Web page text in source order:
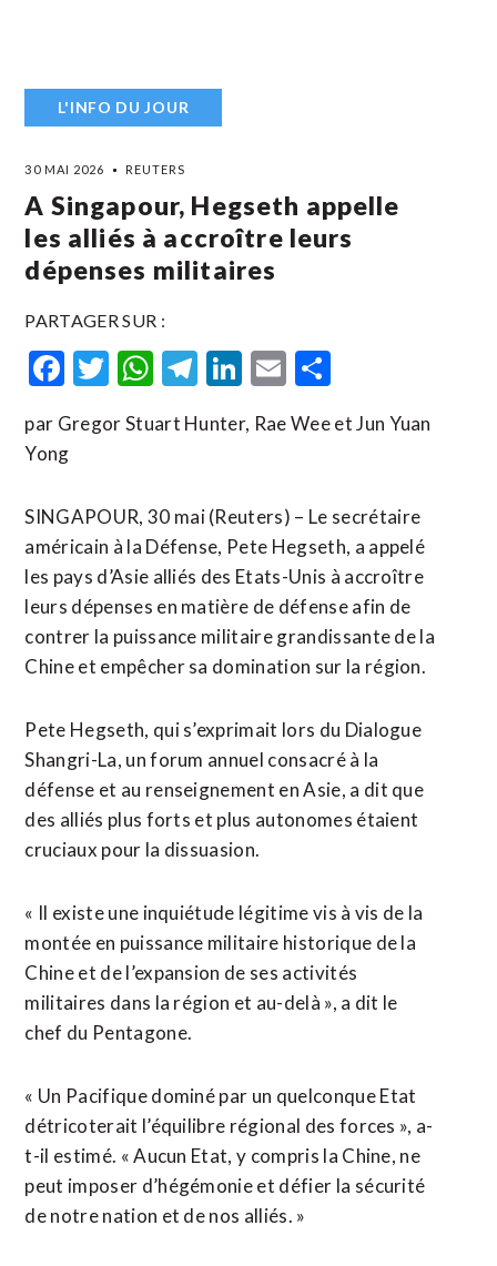
L'INFO DU JOUR
30 MAI 2026 REUTERS
A Singapour, Hegseth appelle
les alliés à accroître leurs
dépenses militaires
PARTAGER SUR :
Facebook
Twitter
WhatsApp
Telegram
LinkedIn
Email
par Gregor Stuart Hunter, Rae Wee et Jun Yuan
Yong
SINGAPOUR, 30 mai (Reuters) – Le secrétaire
américain à la Défense, Pete Hegseth, a appelé
les pays d’Asie alliés des Etats-Unis à accroître
leurs dépenses en matière de défense afin de
contrer la puissance militaire grandissante de la
Chine et empêcher sa domination sur la région.
Pete Hegseth, qui s’exprimait lors du Dialogue
Shangri-La, un forum annuel consacré à la
défense et au renseignement en Asie, a dit que
des alliés plus forts et plus autonomes étaient
cruciaux pour la dissuasion.
« Il existe une inquiétude légitime vis à vis de la
montée en puissance militaire historique de la
Chine et de l’expansion de ses activités
militaires dans la ​région et au-delà », a dit le
chef ‌du Pentagone.
« Un Pacifique dominé par un quelconque Etat
détricoterait l’équilibre régional des forces », a-
t-il estimé. « Aucun Etat, y compris la ​Chine, ne
peut imposer d’hégémonie et défier la ⁠sécurité
de notre nation et de nos alliés. »